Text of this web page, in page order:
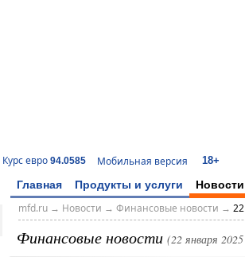
Курс евро 94.0585 Мобильная версия 18+
Главная Продукты и услуги Новости
mfd.ru→ Новости → Финансовые новости →
Финансовые новости (22 января